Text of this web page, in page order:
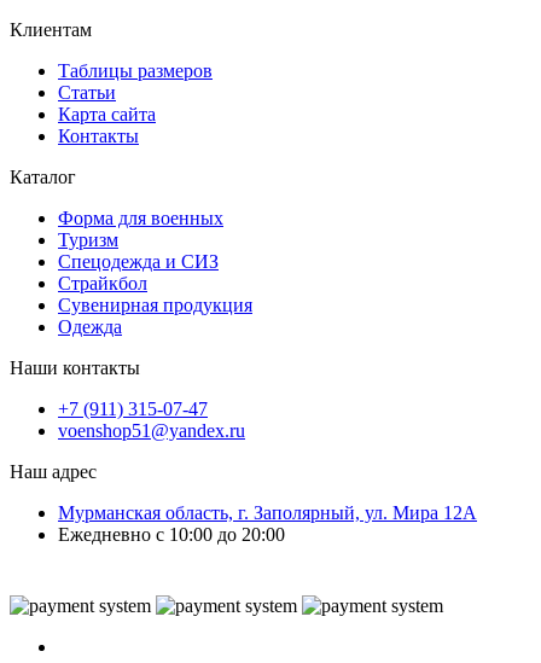
Клиентам
Таблицы размеров
Статьи
Карта сайта
Контакты
Каталог
Форма для военных
Туризм
Спецодежда и СИЗ
Страйкбол
Сувенирная продукция
Одежда
Наши контакты
+7 (911) 315-07-47
voenshop51@yandex.ru
Наш адрес
Мурманская область, г. Заполярный, ул. Мира 12А
Ежедневно с 10:00 до 20:00